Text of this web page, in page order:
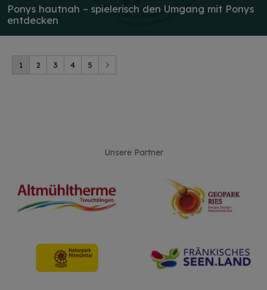
Ponys hautnah – spielerisch den Umgang mit Ponys
entdecken
1 2 3 4 5
Unsere Partner